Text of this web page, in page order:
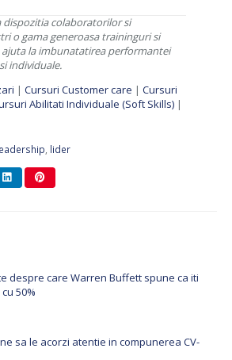
dispozitia colaboratorilor si
o gama generoasa traininguri si
la imbunatatirea performantei
individuale.
| Cursuri Customer care | Cursuri
Abilitati Individuale (Soft Skills) |
lider
despre care Warren Buffett spune ca iti
50%
sa le acorzi atentie in compunerea CV-